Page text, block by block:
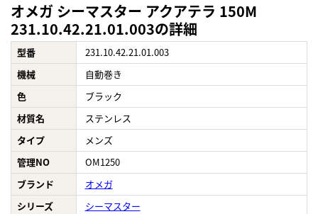
オメガ シーマスター アクアテラ 150M
231.10.42.21.01.003の詳細
型番
231.10.42.21.01.003
機械
自動巻き
色
ブラック
材質名
ステンレス
タイプ
メンズ
管理NO
OM1250
ブランド
オメガ
シリーズ
シーマスター